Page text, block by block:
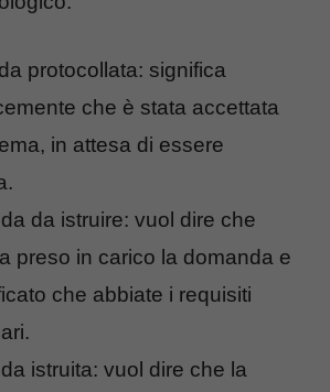
protocollata: significa
che è stata accettata
in attesa di essere
da istruire: vuol dire che
preso in carico la domanda e
che abbiate i requisiti
istruita: vuol dire che la